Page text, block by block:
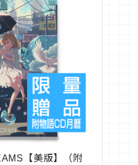
【美版】（附